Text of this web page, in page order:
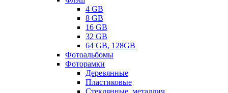
4 GB
8 GB
16 GB
32 GB
64 GB, 128GB
Фотоальбомы
Фоторамки
Деревянные
Пластиковые
Стеклянные, металлич.